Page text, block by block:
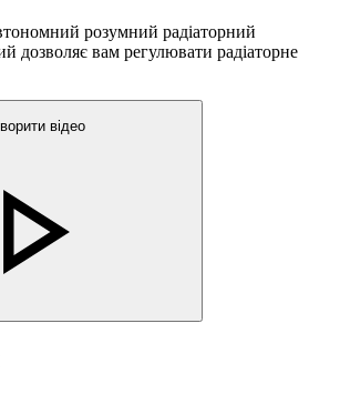
розумний радіаторний
дозволяє вам регулювати радіаторне
відео